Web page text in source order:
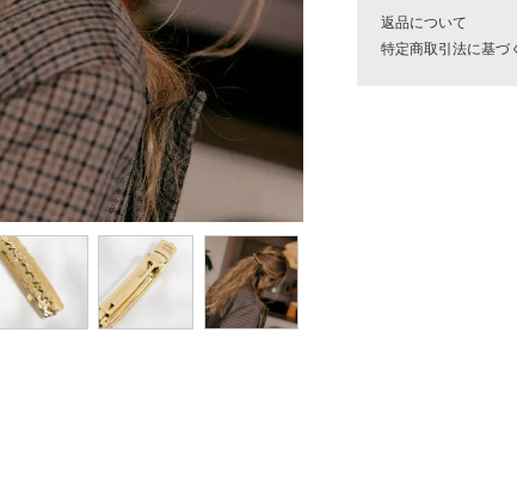
返品について
特定商取引法に基づ